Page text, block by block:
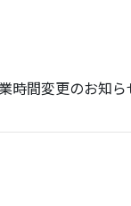
時間変更のお知ら